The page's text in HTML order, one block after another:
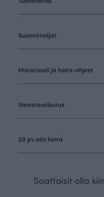
Suunnittelijat
Materiaali ja hoito-ohjeet
Ilmastovaikutus
30 pv alin hinta
Saattaisit olla